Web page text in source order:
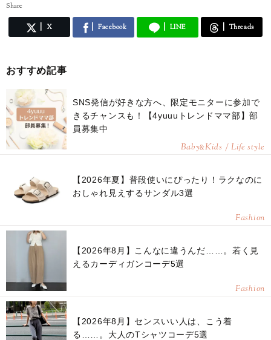
Share
X Facebook LINE Threads
おすすめ記事
SNS発信が好きな方へ、限定モニターに参加で
きるチャンスも！【4yuuuトレンドママ部】部
員募集中
Baby&Kids / Life style
【2026年夏】普段使いにぴったり！ラクなのに
おしゃれ見えするサンダル3選
Fashion
【2026年8月】こんなに違うんだ……。若く見
えるカーディガンコーデ5選
Fashion
【2026年8月】センスいい人は、こう着
る……。大人のTシャツコーデ5選